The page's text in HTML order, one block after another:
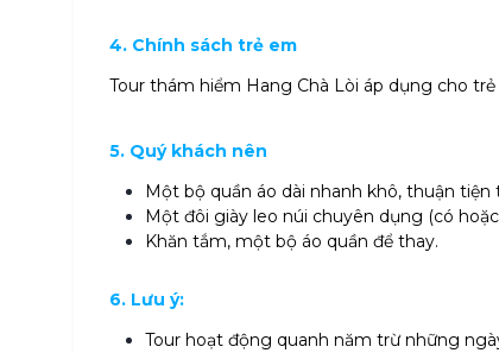
4. Chính sách trẻ em
Tour thám hiểm Hang Chà Lòi áp dụng cho
5. Quý khách nên
Một bộ quần áo dài nhanh khô, thuận tiện
Một đôi giày leo núi chuyên dụng (có
Khăn tắm, một bộ áo quần để thay.
6. Lưu ý:
Tour hoạt động quanh năm trừ những